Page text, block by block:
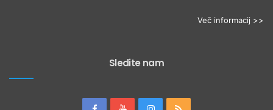
Več informacij >>
Sledite nam